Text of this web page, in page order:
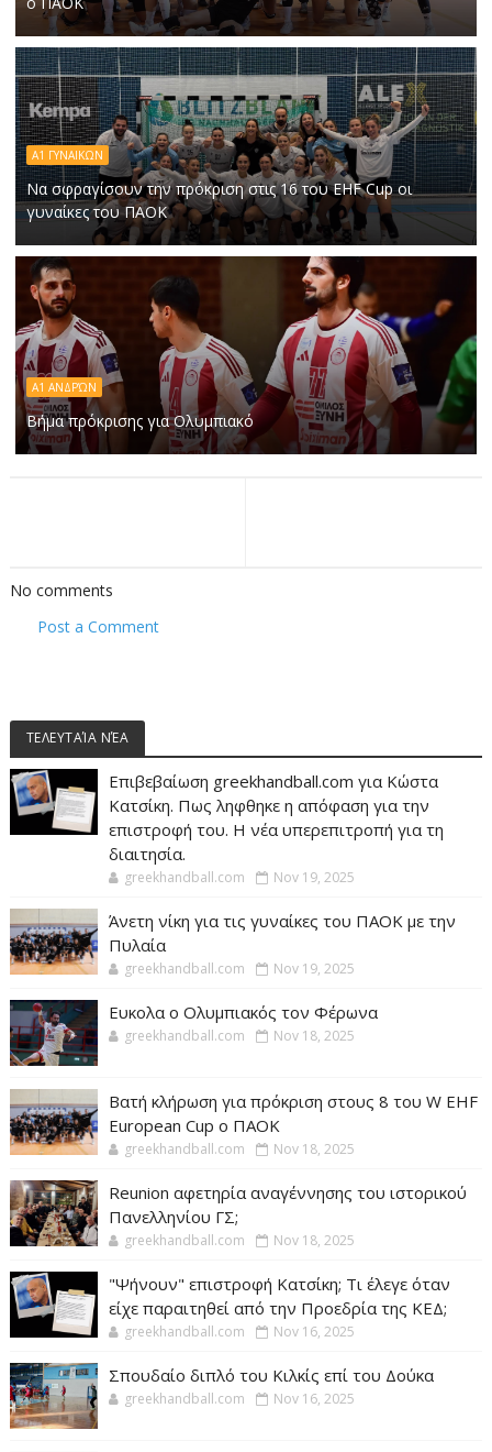
Α1 ΓΥΝΑΙΚΩΝ
Να σφραγίσουν την πρόκριση στις 16 του EHF Cup οι
γυναίκες του ΠΑΟΚ
Α1 ΑΝΔΡΏΝ
Βήμα πρόκρισης για Ολυμπιακό
No comments
Post a Comment
ΤΕΛΕΥΤΑΊΑ ΝΈΑ
Επιβεβαίωση greekhandball.com για Κώστα
Κατσίκη. Πως ληφθηκε η απόφαση για την
επιστροφή του. Η νέα υπερεπιτροπή για τη
διαιτησία.
greekhandball.com Nov 19, 2025
Άνετη νίκη για τις γυναίκες του ΠΑΟΚ με την
Πυλαία
greekhandball.com Nov 19, 2025
Ευκολα ο Ολυμπιακός τον Φέρωνα
greekhandball.com Nov 18, 2025
Βατή κλήρωση για πρόκριση στους 8 του W EHF
European Cup ο ΠΑΟΚ
greekhandball.com Nov 18, 2025
Reunion αφετηρία αναγέννησης του ιστορικού
Πανελληνίου ΓΣ;
greekhandball.com Nov 18, 2025
"Ψήνουν" επιστροφή Κατσίκη; Τι έλεγε όταν
είχε παραιτηθεί από την Προεδρία της ΚΕΔ;
greekhandball.com Nov 16, 2025
Σπουδαίο διπλό του Κιλκίς επί του Δούκα
greekhandball.com Nov 16, 2025